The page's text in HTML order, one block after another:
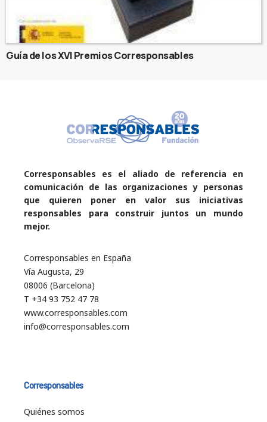
Guía de los XVI Premios Corresponsables
Corresponsables es el aliado de referencia en
comunicación de las organizaciones y personas
que quieren poner en valor sus iniciativas
responsables para construir juntos un mundo
mejor.
Corresponsables en España
Vía Augusta, 29
08006 (Barcelona)
T +34 93 752 47 78
www.corresponsables.com
info@corresponsables.com
Corresponsables
Quiénes somos